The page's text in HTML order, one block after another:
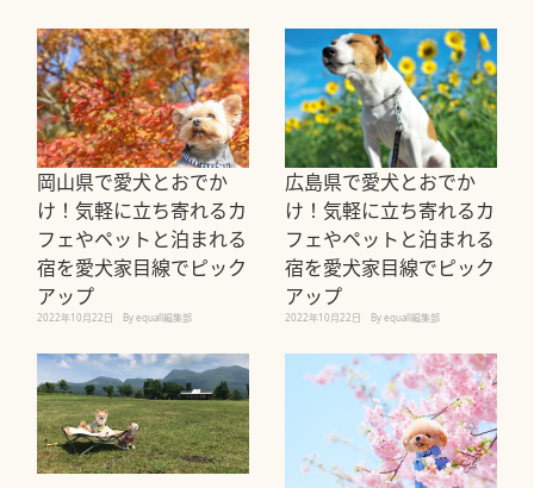
岡山県で愛犬とおでか
け！気軽に立ち寄れるカ
フェやペットと泊まれる
宿を愛犬家目線でピック
アップ
2022年10月22日 By equall編集部
広島県で愛犬とおでか
け！気軽に立ち寄れるカ
フェやペットと泊まれる
宿を愛犬家目線でピック
アップ
2022年10月22日 By equall編集部